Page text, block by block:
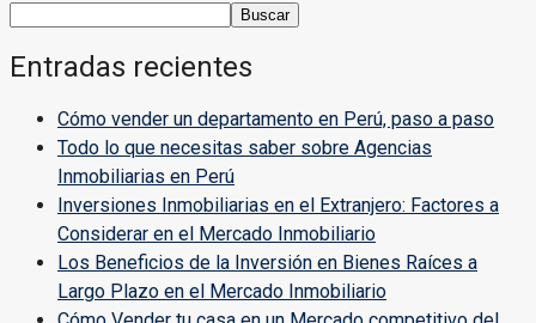
Buscar
Entradas recientes
Cómo vender un departamento en Perú, paso a paso
Todo lo que necesitas saber sobre Agencias
Inmobiliarias en Perú
Inversiones Inmobiliarias en el Extranjero: Factores a
Considerar en el Mercado Inmobiliario
Los Beneficios de la Inversión en Bienes Raíces a
Largo Plazo en el Mercado Inmobiliario